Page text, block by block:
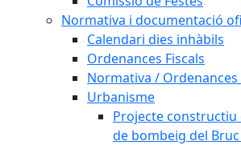
Normativa i documentació
Calendari dies inhàbils
Ordenances Fiscals
Normativa / Ordenances
Urbanisme
Projecte constructiu
de bombeig del Bruc